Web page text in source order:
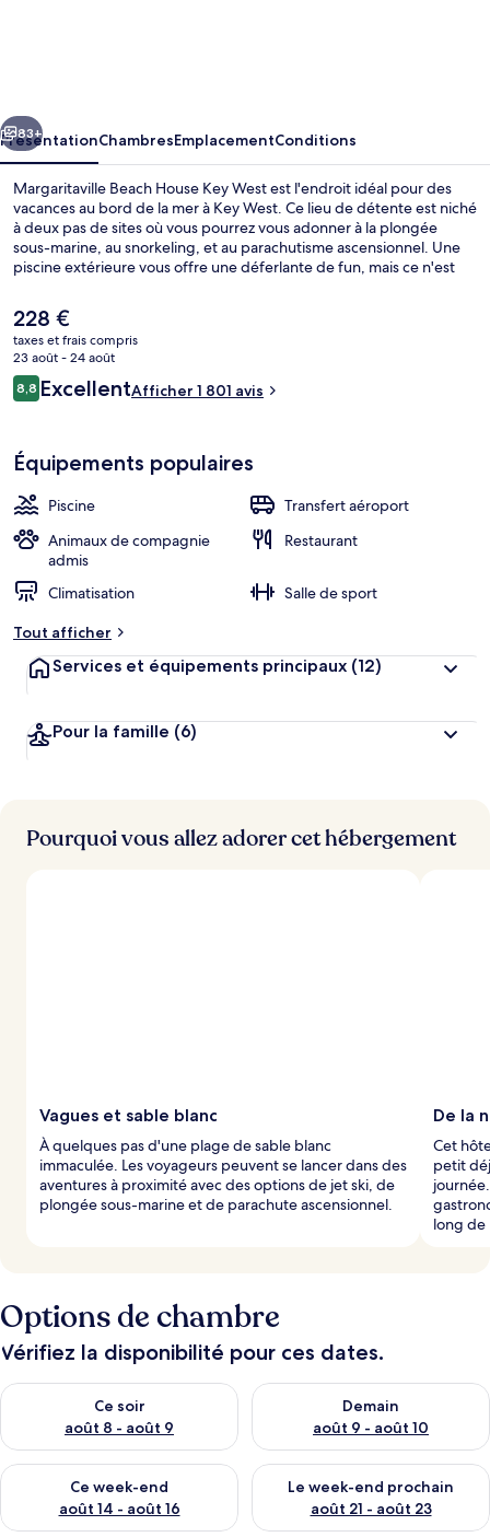
West
Suivant
83+
PrésentationChambresEmplacementConditions
Margaritaville Beach House Key West est l'endroit idéal pour des
vacances au bord de la mer à Key West. Ce lieu de détente est niché
à deux pas de sites où vous pourrez vous adonner à la plongée
sous-marine, au snorkeling, et au parachutisme ascensionnel. Une
piscine extérieure vous offre une déferlante de fun, mais ce n'est
ouverte 24 h/24, l'idéal pour se relaxer. Le restaurant est idéal pour
manger un bout, à moins que vous ne préfériez prendre une
boisson fraiche au bar/salon. À moins de 5 minutes en voiture, vous
trouverez aussi des sites comme Smathers Beach et Musée Fort East
Martello. Les autres voyageurs adorent la piscine rafraîchissante et
le personnel attentionné.
Le
prix
actuel
est
de
228 €
taxes et frais compris
23 août - 24 août
Avis
voyageurs
8,88,8 sur 10
ExcellentAfficher 1 801 avis
Équipements populaires
Piscine
Transfert aéroport
Animaux de compagnie
admis
Restaurant
Climatisation
Salle de sport
Tout afficher
Services et équipements principaux (12)
Pour la famille (6)
Pourquoi vous allez adorer cet hébergement
Vagues et sable blanc
À quelques pas d'une plage de sable blanc
immaculée. Les voyageurs peuvent se lancer dans des
aventures à proximité avec des options de jet ski, de
plongée sous-marine et de parachute ascensionnel.
De la
Cet
petit
long de
Options de chambre
Vérifiez la disponibilité pour ces dates.
Ce soir
août 8 - août 9
Vérifier la disponibilité pour ce soir août 8 - août 9
Demain
août 9 - août 10
Vérifier la disponibilité pour
Ce week-end
août 14 - août 16
Vérifier la disponibilité pour ce week-end août 14 - août 16
Le week-end prochain
août 21 - août 23
Vérifier la disponibilité pour